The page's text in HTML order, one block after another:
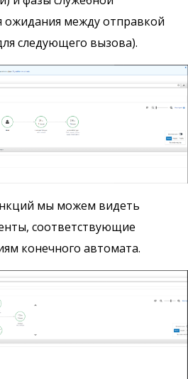
между отправкой
следующего вызова).
мы можем видеть
соответствующие
конечного автомата.